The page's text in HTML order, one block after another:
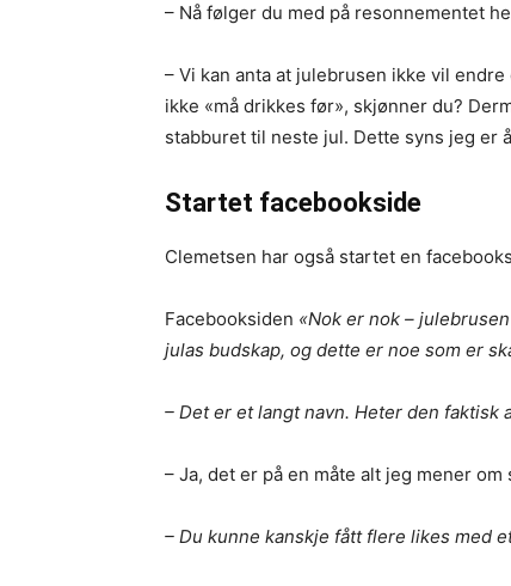
– Nå følger du med på resonnementet
– Vi kan anta at julebrusen ikke vil
ikke «må drikkes før», skjønner du?
stabburet til neste jul. Dette syns jeg er
Startet facebookside
Clemetsen har også startet en
Facebooksiden «Nok er nok –
julas budskap, og dette er noe som er
– Det er et langt navn. Heter den faktisk
– Ja, det er på en måte alt jeg mener
– Du kunne kanskje fått flere likes med